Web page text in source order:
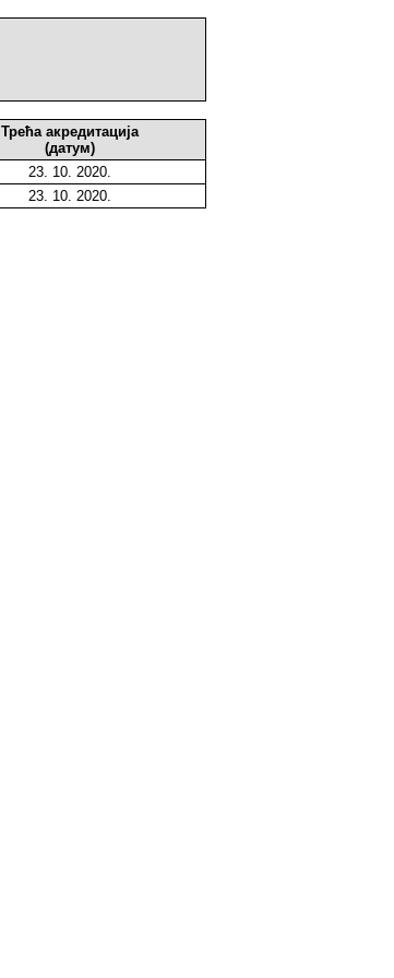
Трећа акредитација
(датум)
23. 10. 2020.
23. 10. 2020.